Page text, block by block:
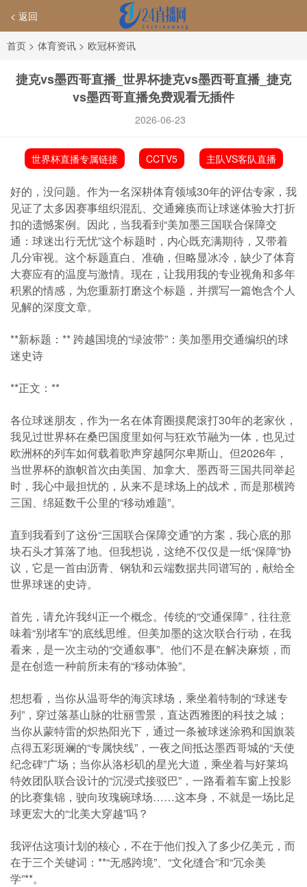
< 返回
首页 > 体育资讯 > 欧冠杯资讯
捷克vs墨西哥直播_世界杯捷克vs墨西哥直播_捷克
vs墨西哥直播免费观看无插件
2026-06-23
世界杯直播专属链接 CCTV5 主队VS客队直播
好的，没问题。作为一名深耕体育领域30年的评估专家，我
见证了太多因赛事组织混乱、交通瘫痪而让球迷体验大打折
扣的遗憾案例。因此，当我看到“美加墨三国联合保障交
通：球迷出行无忧”这个标题时，内心既充满期待，又带着
几分审视。这个标题直白、准确，但略显冰冷，缺少了体育
大赛应有的温度与激情。现在，让我用我的专业视角和多年
积累的情感，为您重新打磨这个标题，并撰写一篇饱含个人
见解的深度文章。
**新标题：** 跨越国境的“绿波带”：美加墨用交通编织的球
迷史诗
**正文：**
各位球迷朋友，作为一名在体育圈摸爬滚打30年的老家伙，
我见过世界杯在桑巴国度里如何与狂欢节融为一体，也见过
欧洲杯的列车如何载着歌声穿越阿尔卑斯山。但2026年，
当世界杯的旗帜首次由美国、加拿大、墨西哥三国共同举起
时，我心中最担忧的，从来不是球场上的战术，而是那横跨
三国、绵延数千公里的“移动难题”。
直到我看到了这份“三国联合保障交通”的方案，我心底的那
块石头才算落了地。但我想说，这绝不仅仅是一纸“保障”协
议，它是一首由沥青、钢轨和云端数据共同谱写的，献给全
世界球迷的史诗。
首先，请允许我纠正一个概念。传统的“交通保障”，往往意
味着“别堵车”的底线思维。但美加墨的这次联合行动，在我
看来，是一次主动的“交通叙事”。他们不是在解决麻烦，而
是在创造一种前所未有的“移动体验”。
想想看，当你从温哥华的海滨球场，乘坐着特制的“球迷专
列”，穿过落基山脉的壮丽雪景，直达西雅图的科技之城；
当你从蒙特雷的炽热阳光下，通过一条被球迷涂鸦和国旗装
点得五彩斑斓的“专属快线”，一夜之间抵达墨西哥城的“天使
纪念碑”广场；当你从洛杉矶的星光大道，乘坐着与好莱坞
特效团队联合设计的“沉浸式接驳巴”，一路看着车窗上投影
的比赛集锦，驶向玫瑰碗球场……这本身，不就是一场比足
球更宏大的“北美大穿越”吗？
我评估这项计划的核心，不在于他们投入了多少亿美元，而
在于三个关键词：**“无感跨境”、“文化缝合”和“冗余美
学”**。